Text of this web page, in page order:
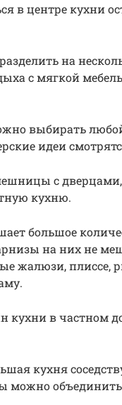
в центре кухни
на
с мягкой
выбирать
идеи
с
кухню.
большое
на них не
жалюзи, плиссе,
кухни в частном
кухня
можно